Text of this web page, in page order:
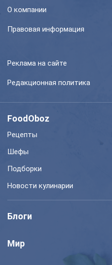
О компании
Правовая информация
Реклама на сайте
Редакционная политика
FoodOboz
Рецепты
Шефы
Подборки
Новости кулинарии
Блоги
Мир